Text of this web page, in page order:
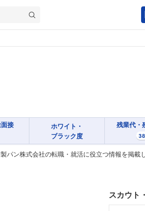
接
ホワイト・
ブラック度
残業代・
38
ン株式会社の転職・就活に役立つ情報を掲載
スカウト